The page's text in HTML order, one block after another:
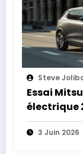
Steve
Essai
électrique
3 Juin 2026